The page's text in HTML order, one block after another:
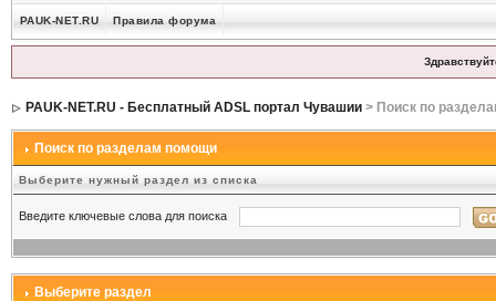
PAUK-NET.RU Правила форума
PAUK-NET.RU - Бесплатный ADSL портал Чувашии> Поиск по
Поиск по разделам помощи
Выберите нужный раздел из списка
Введите ключевые слова для поиска
Выберите раздел